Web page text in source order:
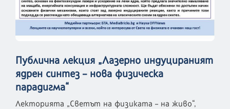
Публична лекция „Лазерно индуцираният
ядрен синтез – нова физическа
парадигма“
Лекторията „Светът на физиката – на живо“,